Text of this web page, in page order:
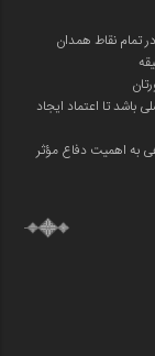
تمام نقاط همدان
تا اعتماد ایجاد
به اهمیت دفاع مؤثر